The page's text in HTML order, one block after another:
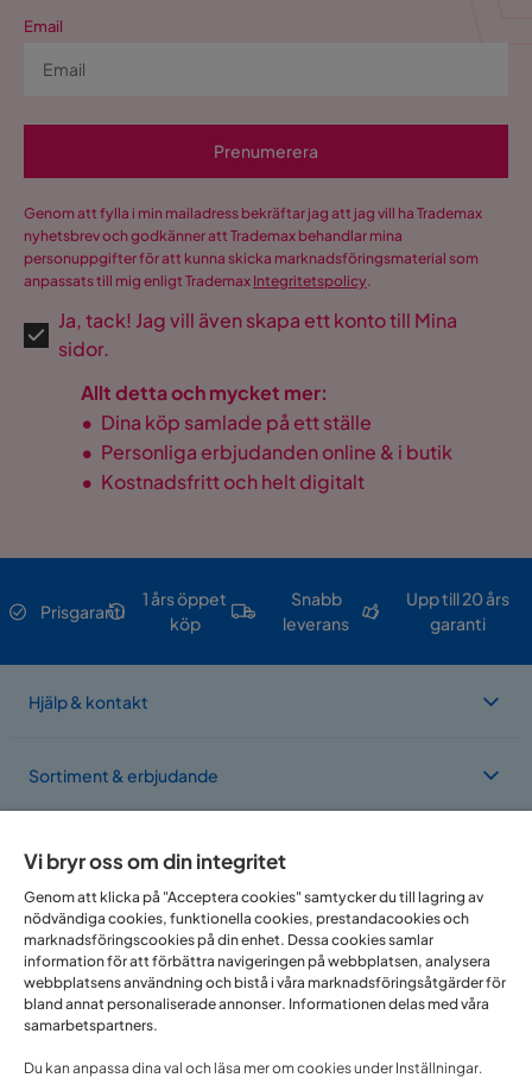
Email
Prenumerera
Genom att fylla i min mailadress bekräftar jag att jag vill ha Trademax
nyhetsbrev och godkänner att Trademax behandlar mina
personuppgifter för att kunna skicka marknadsföringsmaterial som
anpassats till mig enligt Trademax Integritetspolicy.
Ja, tack! Jag vill även skapa ett konto till Mina
sidor.
Allt detta och mycket mer:
• Dina köp samlade på ett ställe
• Personliga erbjudanden online & i butik
• Kostnadsfritt och helt digitalt
Prisgaranti
1 års öppet
köp
Snabb
leverans
Upp till 20 års
garanti
Hjälp & kontakt
Sortiment & erbjudande
Om Trademax
Vi finns i flera länder
Vi bryr oss om din integritet
Genom att klicka på "Acceptera cookies" samtycker du till lagring av
nödvändiga cookies, funktionella cookies, prestandacookies och
marknadsföringscookies på din enhet. Dessa cookies samlar
information för att förbättra navigeringen på webbplatsen, analysera
webbplatsens användning och bistå i våra marknadsföringsåtgärder för
bland annat personaliserade annonser. Informationen delas med våra
samarbetspartners.
Du kan anpassa dina val och läsa mer om cookies under Inställningar.